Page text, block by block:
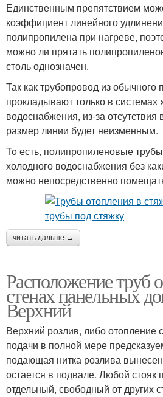
Единственным препятствием
коэффициент линейного
полипропилена при нагреве,
можно ли прятать
столь однозначен.
Так как трубопровод из обычного
прокладывают только в системах
водоснабжения, из-за
размер линии будет неизменным.
To есть, полипропиленовые
холодного водоснабжения без
можно непосредственно
читать дальше →
Расположение труб
стенах панельных
Верхний
Верхний розлив, либо отопление
подачи в полной мере
подающая нитка розлива
остается в подвале. Любой стояк
отдельный, свободный от других